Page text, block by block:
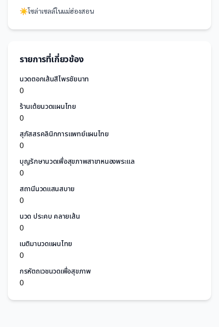
☀️โซล่าเซลล์ในแม่ฮ่องสอน
รายการที่เกี่ยวข้อง
นวดตอกเส้นสีไพรชัยนาท
0
ร้านเต้ยนวดแผนไทย
0
สุภัสสรคลินิกการแพทย์แผนไทย
0
บุญรักษานวดเพื่อสุขภาพสาขาหนองพระแล
0
สถานีนวดแสนสบาย
0
นวด ประคบ คลายเส้น
0
เนติมานวดแผนไทย
0
กรหัตถเวชนวดเพื่อสุขภาพ
0